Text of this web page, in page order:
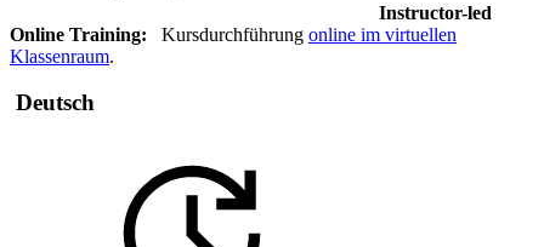
Instructor-led
Online Training: Kursdurchführung online im virtuellen
Klassenraum.
Deutsch